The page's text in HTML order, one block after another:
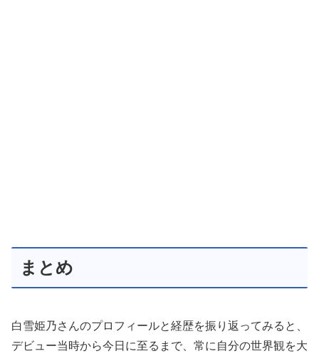
まとめ
白雪姫乃さんのプロフィールと経歴を振り返ってみると、
デビュー当時から今日に至るまで、常に自分の世界観を大